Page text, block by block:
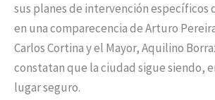
sus planes de intervención específicos
en una comparecencia de Arturo
Carlos Cortina y el Mayor, Aquilino
constatan que la ciudad sigue siendo,
lugar seguro.